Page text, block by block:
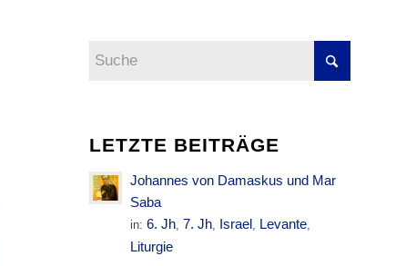
LETZTE BEITRÄGE
Johannes von Damaskus und Mar
Saba
in:6. Jh, 7. Jh, Israel, Levante,
Liturgie